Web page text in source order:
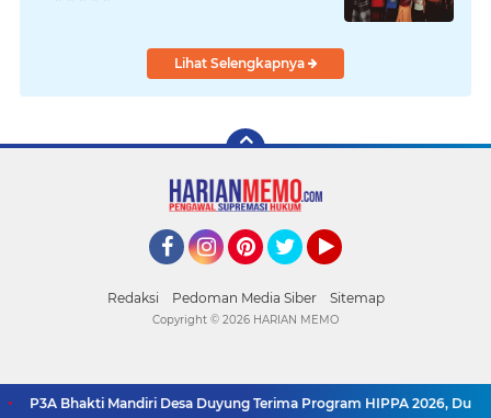
Lihat Selengkapnya
Redaksi Pedoman Media Siber Sitemap
P3A Bhakti Mandiri Desa Duyung Terima Program HIPPA 2026,
Copyright © 2026 HARIAN MEMO
SUPPORT BY PIXINDONESIA